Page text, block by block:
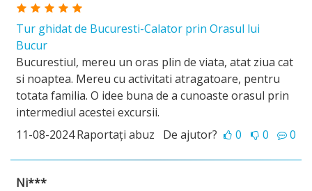
Tur ghidat de Bucuresti-Calator prin Orasul lui
Bucur
Bucurestiul, mereu un oras plin de viata, atat ziua cat
si noaptea. Mereu cu activitati atragatoare, pentru
totata familia. O idee buna de a cunoaste orasul prin
intermediul acestei excursii.
11-08-2024Raportați abuz De ajutor? 0 0 0
Ni***